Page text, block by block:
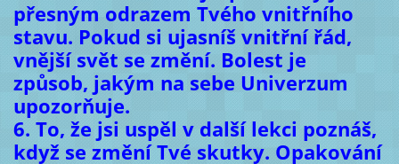
přesným odrazem Tvého vnitřního
stavu. Pokud si ujasníš vnitřní řád,
vnější svět se změní. Bolest je
způsob, jakým na sebe Univerzum
upozorňuje.
6. To, že jsi uspěl v další lekci poznáš,
když se změní Tvé skutky. Opakování